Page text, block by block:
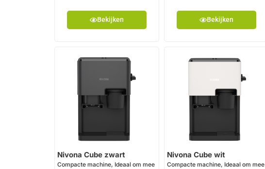
Bekijken Bekijken
Nivona Cube zwart
Compacte machine, Ideaal om mee
Nivona Cube wit
Compacte machine, Ideaal om mee